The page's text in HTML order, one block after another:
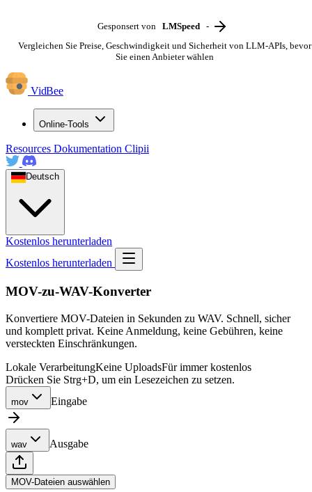
Gesponsert von LMSpeed -
Vergleichen Sie Preise, Geschwindigkeit und Sicherheit von LLM-APIs, bevor
Sie einen Anbieter wählen
VidBee
Online-Tools
Resources Dokumentation Clipii
Deutsch
Kostenlos herunterladen
Kostenlos herunterladen
MOV-zu-WAV-Konverter
Konvertiere MOV-Dateien in Sekunden zu WAV. Schnell, sicher
und komplett privat. Keine Anmeldung, keine Gebühren, keine
versteckten Einschränkungen.
Lokale VerarbeitungKeine UploadsFür immer kostenlos
Drücken Sie Strg+D, um ein Lesezeichen zu setzen.
mov Eingabe
wav Ausgabe
MOV-Dateien auswählen